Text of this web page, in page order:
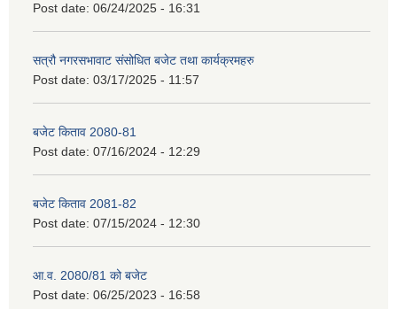
Post date: 06/24/2025 - 16:31
सत्रौ नगरसभावाट संसोधित बजेट तथा कार्यक्रमहरु
Post date: 03/17/2025 - 11:57
बजेट किताव 2080-81
Post date: 07/16/2024 - 12:29
बजेट किताव 2081-82
Post date: 07/15/2024 - 12:30
आ.व. 2080/81 को बजेट
Post date: 06/25/2023 - 16:58